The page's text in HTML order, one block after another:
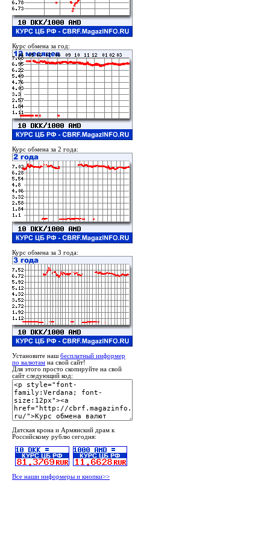
Курс обмена за год:
Курс обмена за 2 года:
Курс обмена за 3 года:
Установите наш бесплатный информер
по валютам на свой сайт!
Для этого просто скопируйте на свой
сайт следующий код:
Датская крона и Армянский драм к
Российскому рублю сегодня:
Все наши информеры и кнопки>>